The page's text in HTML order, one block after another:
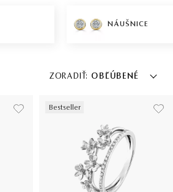
NÁUŠNICE
ZORADIŤ: OBĽÚBENÉ
Bestseller